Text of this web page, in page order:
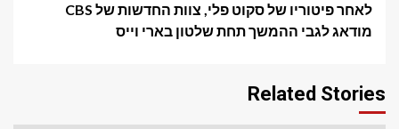
לאחר פיטוריו של סקוט פלי, צוות החדשות של CBS
בארי וייס